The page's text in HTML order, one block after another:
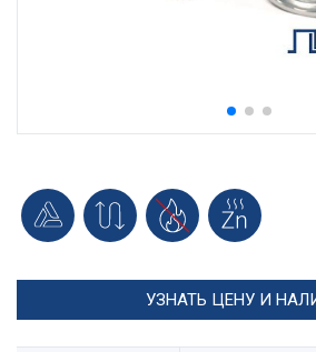
УЗНАТЬ ЦЕНУ И